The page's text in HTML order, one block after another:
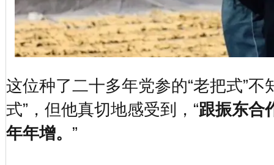
这位种了二十多年党参的“老把式”不
式”，但他真切地感受到，“跟振东合
年年增。 ”